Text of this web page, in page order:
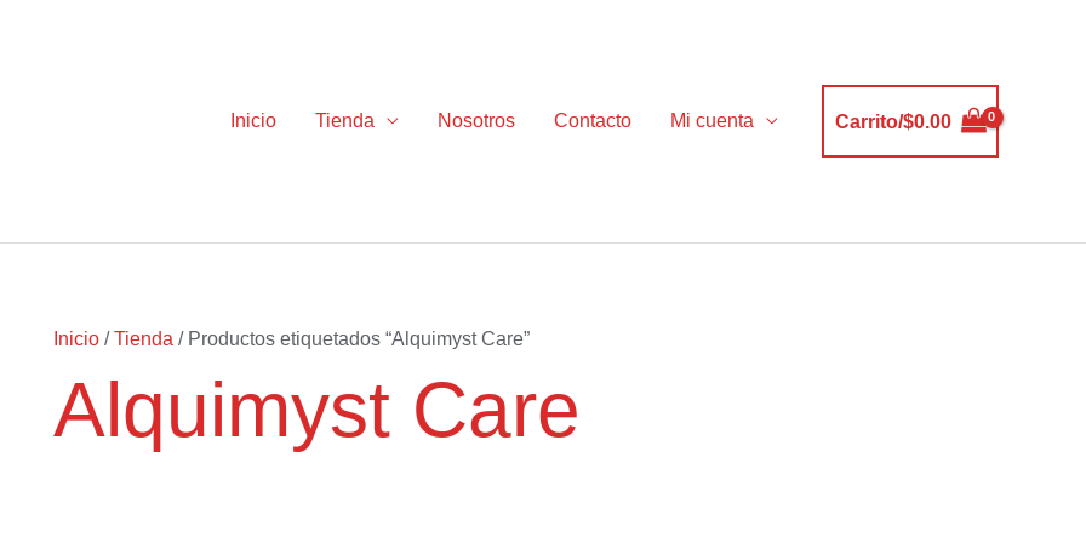
Inicio
Tienda Nosotros Contacto Mi cuenta Carrito/$0.00
Inicio /Tienda / Productos etiquetados “Alquimyst Care”
Alquimyst Care